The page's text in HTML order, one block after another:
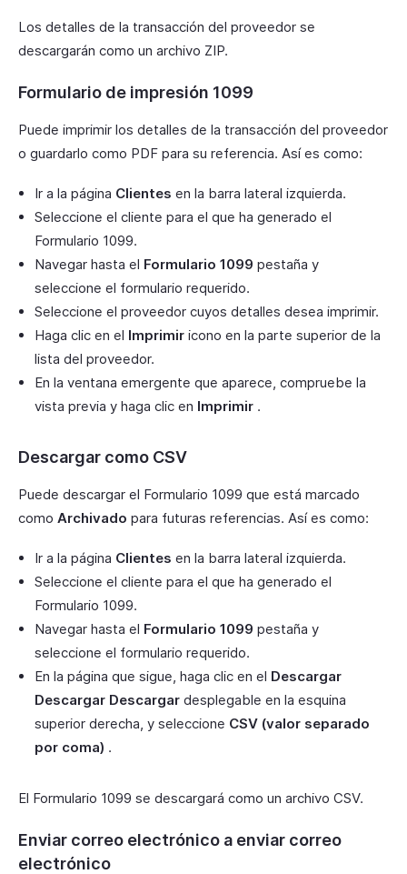
Los detalles de la transacción del proveedor se
descargarán como un archivo ZIP.
Formulario de impresión 1099
Puede imprimir los detalles de la transacción del proveedor
o guardarlo como PDF para su referencia. Así es como:
Ir a la página Clientes en la barra lateral izquierda.
Seleccione el cliente para el que ha generado el
Formulario 1099.
Navegar hasta el Formulario 1099 pestaña y
seleccione el formulario requerido.
Seleccione el proveedor cuyos detalles desea imprimir.
Haga clic en el Imprimir icono en la parte superior de la
lista del proveedor.
En la ventana emergente que aparece, compruebe la
vista previa y haga clic en Imprimir .
Descargar como CSV
Puede descargar el Formulario 1099 que está marcado
como Archivado para futuras referencias. Así es como:
Ir a la página Clientes en la barra lateral izquierda.
Seleccione el cliente para el que ha generado el
Formulario 1099.
Navegar hasta el Formulario 1099 pestaña y
seleccione el formulario requerido.
En la página que sigue, haga clic en el Descargar
Descargar Descargar desplegable en la esquina
superior derecha, y seleccione CSV (valor separado
por coma) .
El Formulario 1099 se descargará como un archivo CSV.
Enviar correo electrónico a enviar correo
electrónico